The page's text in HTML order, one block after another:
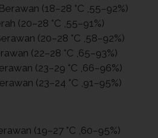
(18–28 °C ,55–92%)
(20–28 °C ,55–91%)
(20–28 °C ,58–92%)
(22–28 °C ,65–93%)
(23–29 °C ,66–96%)
(23–24 °C ,91–95%)
(19–27 °C ,60–95%)